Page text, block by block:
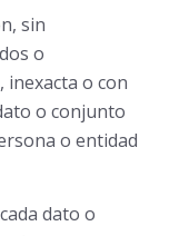
sin
o
o con
o conjunto
o entidad
dato o